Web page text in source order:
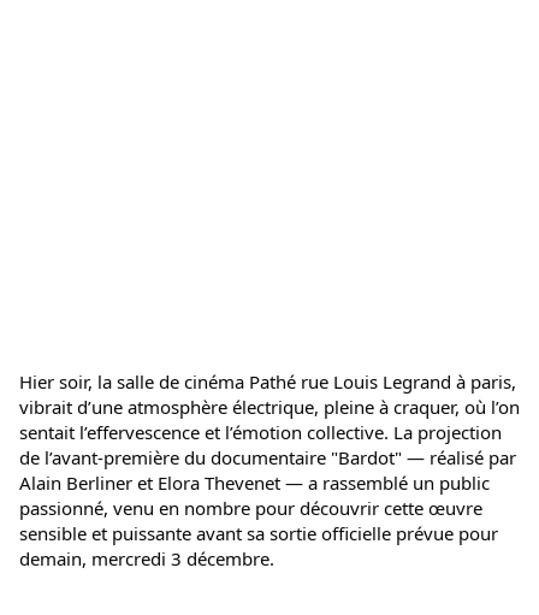
Hier soir, la salle de cinéma Pathé rue Louis Legrand à paris,
vibrait d’une atmosphère électrique, pleine à craquer, où l’on
sentait l’effervescence et l’émotion collective. La projection
de l’avant-première du documentaire "Bardot" — réalisé par
Alain Berliner et Elora Thevenet — a rassemblé un public
passionné, venu en nombre pour découvrir cette œuvre
sensible et puissante avant sa sortie officielle prévue pour
demain, mercredi 3 décembre.